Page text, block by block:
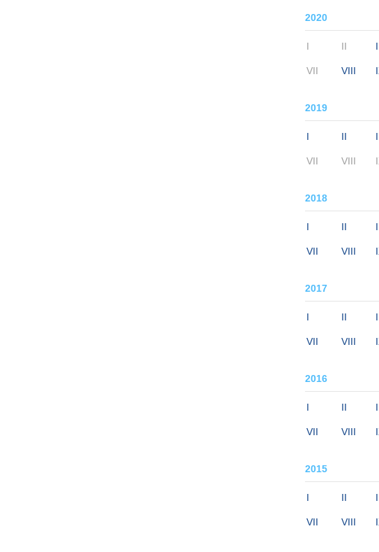
2020
I II
VII VIII
2019
I II
VII VIII
2018
I II
VII VIII
2017
I II
VII VIII
2016
I II
VII VIII
2015
I II
VII VIII